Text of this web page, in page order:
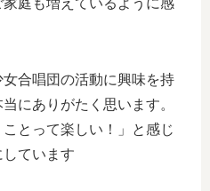
庭も増えているように感
合唱団の活動に興味を持
にありがたく思います。
とって楽しい！」と感じ
ています